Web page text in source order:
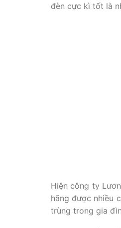
đèn cực kì tốt là
Hiện công ty
hãng được nhiều
trùng trong gia